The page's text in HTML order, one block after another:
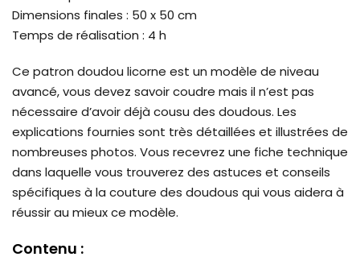
Dimensions finales : 50 x 50 cm
Temps de réalisation : 4 h
Ce patron doudou licorne est un modèle de niveau
avancé, vous devez savoir coudre mais il n’est pas
nécessaire d’avoir déjà cousu des doudous. Les
explications fournies sont très détaillées et illustrées de
nombreuses photos. Vous recevrez une fiche technique
dans laquelle vous trouverez des astuces et conseils
spécifiques à la couture des doudous qui vous aidera à
réussir au mieux ce modèle.
Contenu :